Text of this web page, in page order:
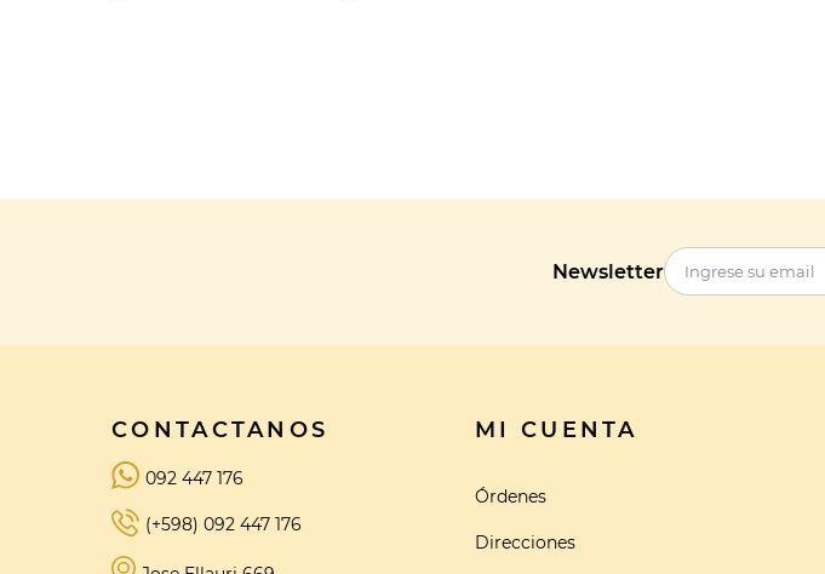
Newsletter
CONTACTANOS
092 447 176
(+598) 092 447 176
MI CUENTA
Órdenes
Direcciones